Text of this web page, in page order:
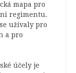
mapa pro
regimentu.
užívaly pro
a pro
účely je